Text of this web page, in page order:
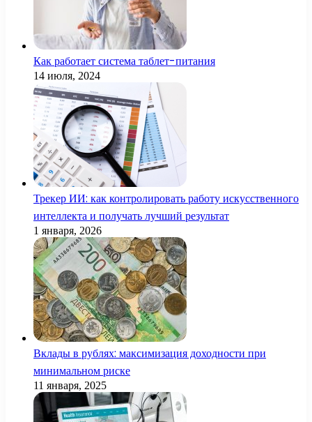
Как работает система таблет-питания
14 июля, 2024
Трекер ИИ: как контролировать работу искусственного
интеллекта и получать лучший результат
1 января, 2026
Вклады в рублях: максимизация доходности при
минимальном риске
11 января, 2025